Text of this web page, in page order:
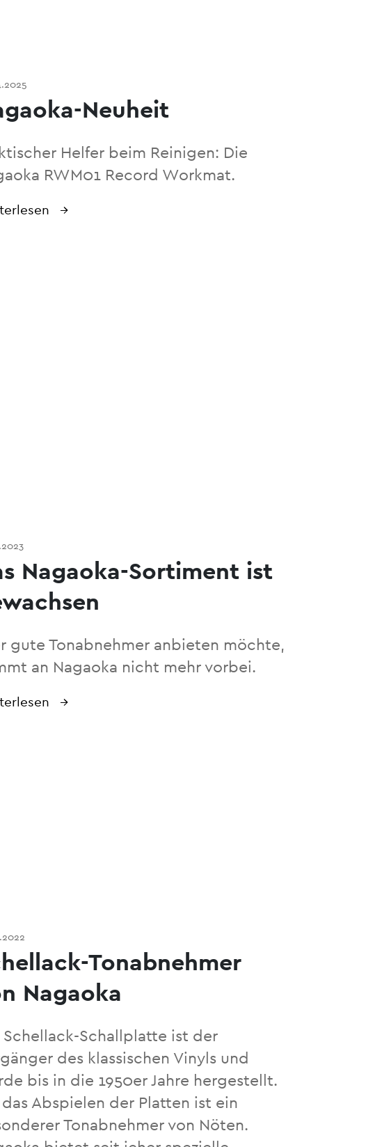
Neuheit
Helfer beim Reinigen: Die
RWM01 Record Workmat.
Nagaoka-Sortiment ist
gute Tonabnehmer anbieten möchte,
an Nagaoka nicht mehr vorbei.
Tonabnehmer
Nagaoka
Schellack-Schallplatte ist der
des klassischen Vinyls und
bis in die 1950er Jahre hergestellt.
das Abspielen der Platten ist ein
Tonabnehmer von Nöten.